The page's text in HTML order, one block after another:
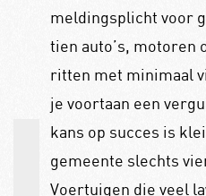
meldingsplicht voor
tien auto’s, motoren
ritten met minimaal
je voortaan een
kans op succes is
gemeente slechts
Voertuigen die veel